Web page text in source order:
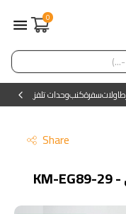
0
طاولاتسفرةكنبوحدات تلفزيون
Share